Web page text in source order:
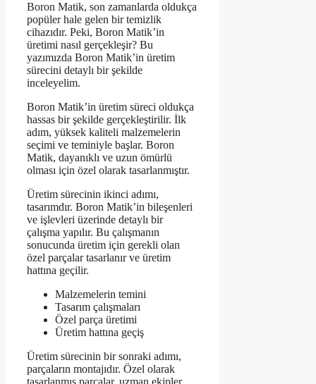
Boron Matik, son zamanlarda oldukça
popüler hale gelen bir temizlik
cihazıdır. Peki, Boron Matik’in
üretimi nasıl gerçekleşir? Bu
yazımızda Boron Matik’in üretim
sürecini detaylı bir şekilde
inceleyelim.
Boron Matik’in üretim süreci oldukça
hassas bir şekilde gerçekleştirilir. İlk
adım, yüksek kaliteli malzemelerin
seçimi ve teminiyle başlar. Boron
Matik, dayanıklı ve uzun ömürlü
olması için özel olarak tasarlanmıştır.
Üretim sürecinin ikinci adımı,
tasarımdır. Boron Matik’in bileşenleri
ve işlevleri üzerinde detaylı bir
çalışma yapılır. Bu çalışmanın
sonucunda üretim için gerekli olan
özel parçalar tasarlanır ve üretim
hattına geçilir.
Malzemelerin temini
Tasarım çalışmaları
Özel parça üretimi
Üretim hattına geçiş
Üretim sürecinin bir sonraki adımı,
parçaların montajıdır. Özel olarak